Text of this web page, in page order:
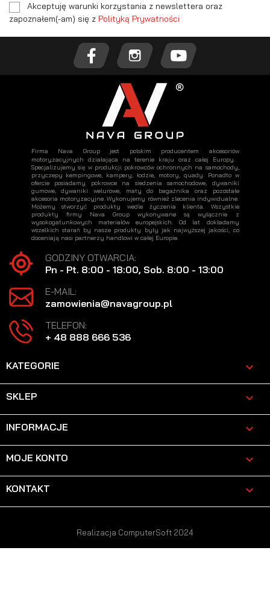
Akceptuję warunki korzystania z newslettera oraz
zapoznałem(-am) się z Polityką Prywatności
Firma Nava Group jest polskim producentem akcesoriów
motoryzacyjnych działająca na terenie kraju oraz całej Europy.
Specjalizujemy się w produkcji pokrowców ochronnych na samochody,
przyczepy kempingowe, kampery, łodzie, motory, quady. Ponadto w
ofercie posiadamy pokrowce na siedzenia samochodowe, dywaniki
gumowe, dywaniki welurowe, maty do bagażnika oraz pozostałe
akcesoria motoryzacyjne. Wykonujemy również zlecenia indywidualne.
Możemy stworzyć produkty wedle życzenia klienta. Wszystkie
produkty firmy Nava Group wykonywane są wyłącznie z
wysokogatunkowych materiałów europejskich. Od lat dokładamy
wszelkich starań by nasze produkty były jak najwyższej jakości, co
doceniają nasi partnerzy handlowi w całej Europie.
GODZINY OTWARCIA:
Pn - Pt. 8:00 - 18:00, Sob. 8:00 - 13:00
E-MAIL:
zamowienia@navagroup.pl
TELEFON:
+ 48 888 666 536
KATEGORIE 
SKLEP 
INFORMACJE 
MOJE KONTO 
KONTAKT keyboard_arrow_down
Realizacja ComputerSoft 2024